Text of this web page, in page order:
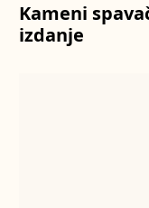
Kameni
izdanje